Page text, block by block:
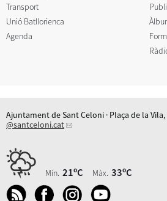
Transport
Unió Batllorienca
Agenda
Ajuntament de Sant Celoni · Plaça de la Vila,
@santceloni.cat
Mín. 21ºC Màx. 33ºC